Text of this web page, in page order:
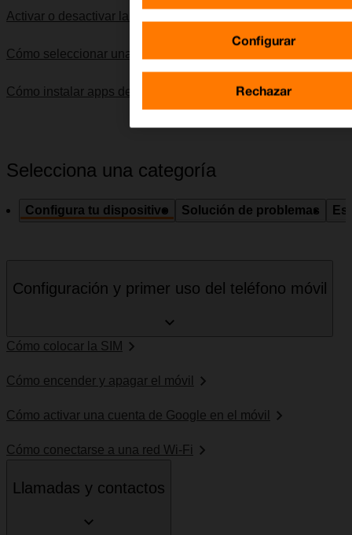
Activar o desactivar la identificación de llamadas
Cómo seleccionar una red
Cómo instalar apps de Google Play
Selecciona una categoría
Configura tu dispositivo Solución de problemas
Configuración y primer uso del teléfono móvil
Cómo colocar la SIM
Cómo encender y apagar el móvil
Cómo activar una cuenta de Google en el móvil
Cómo conectarse a una red Wi-Fi
Llamadas y contactos
Configurar
Rechazar